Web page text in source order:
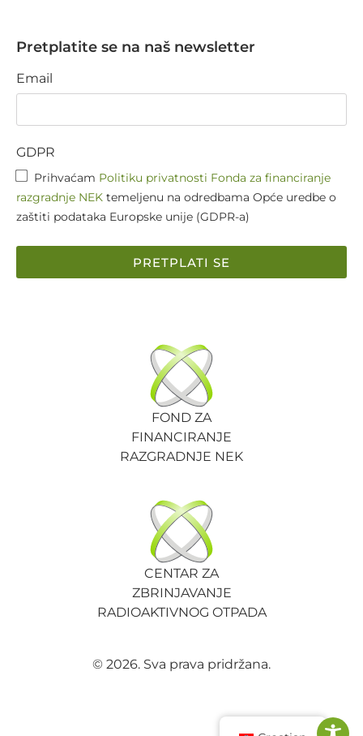
Pretplatite se na naš newsletter
Email
GDPR
Prihvaćam Politiku privatnosti Fonda za financiranje
razgradnje NEK temeljenu na odredbama Opće uredbe o
zaštiti podataka Europske unije (GDPR-a)
PRETPLATI SE
FOND ZA
FINANCIRANJE
RAZGRADNJE NEK
CENTAR ZA
ZBRINJAVANJE
RADIOAKTIVNOG OTPADA
© 2026. Sva prava pridržana.